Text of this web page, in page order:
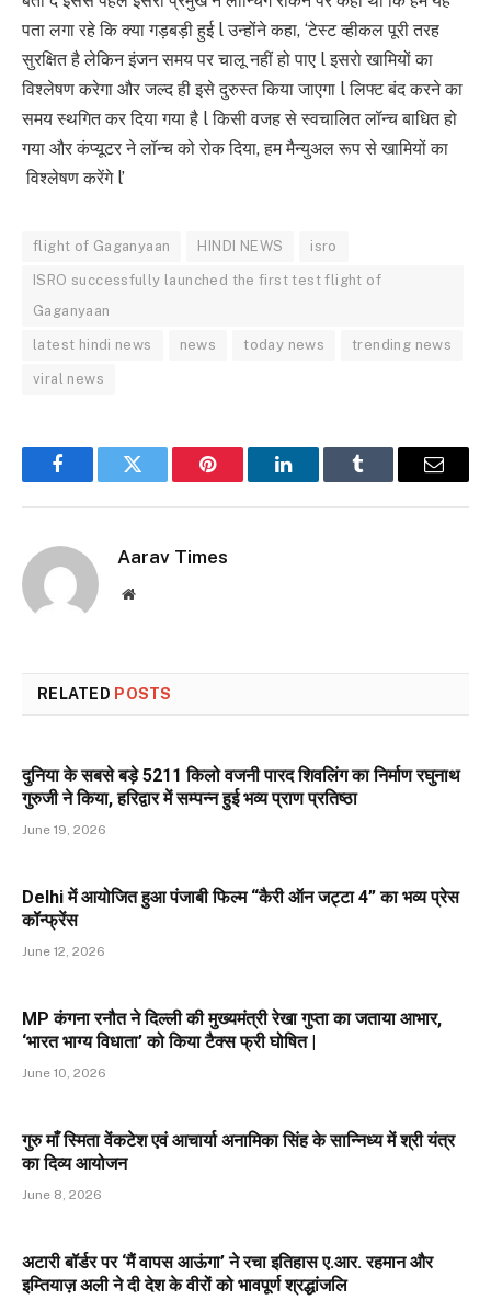
पता लगा रहे कि क्या गड़बड़ी हुई l उन्होंने कहा, ‘टेस्ट व्हीकल पूरी तरह
सुरक्षित है लेकिन इंजन समय पर चालू नहीं हो पाए l इसरो खामियों का
विश्लेषण करेगा और जल्द ही इसे दुरुस्त किया जाएगा l लिफ्ट बंद करने का
समय स्थगित कर दिया गया है l किसी वजह से स्वचालित लॉन्च बाधित हो
गया और कंप्यूटर ने लॉन्च को रोक दिया, हम मैन्युअल रूप से खामियों का
विश्लेषण करेंगे l’
flight of Gaganyaan HINDI NEWS isro
ISRO successfully launched the first test flight of
Gaganyaan
latest hindi news news today news trending news
viral news
FacebookTwitter Pinterest LinkedInTumblr Email
Aarav Times
Website
RELATED POSTS
दुनिया के सबसे बड़े 5211 किलो वजनी पारद शिवलिंग का निर्माण रघुनाथ
गुरुजी ने किया, हरिद्वार में सम्पन्न हुई भव्य प्राण प्रतिष्ठा
June 19, 2026
Delhi में आयोजित हुआ पंजाबी फिल्म “कैरी ऑन जट्टा 4” का भव्य प्रेस
कॉन्फ्रेंस
June 12, 2026
MP कंगना रनौत ने दिल्ली की मुख्यमंत्री रेखा गुप्ता का जताया आभार,
‘भारत भाग्य विधाता’ को किया टैक्स फ्री घोषित |
June 10, 2026
गुरु माँ स्मिता वेंकटेश एवं आचार्या अनामिका सिंह के सान्निध्य में श्री यंत्र
का दिव्य आयोजन
June 8, 2026
अटारी बॉर्डर पर ‘मैं वापस आऊंगा’ ने रचा इतिहास ए.आर. रहमान और
इम्तियाज़ अली ने दी देश के वीरों को भावपूर्ण श्रद्धांजलि